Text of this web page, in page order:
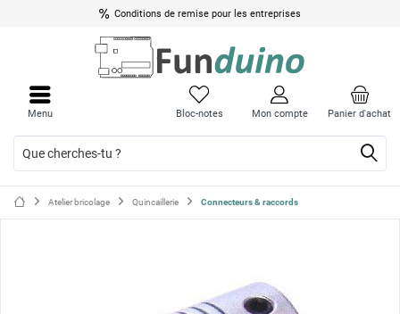
Conditions de remise pour les entreprises
Panier d'achat
Bloc-notes Mon compte
Menu
Atelier bricolage Quincaillerie Connecteurs & raccords
le
menu
le
menu